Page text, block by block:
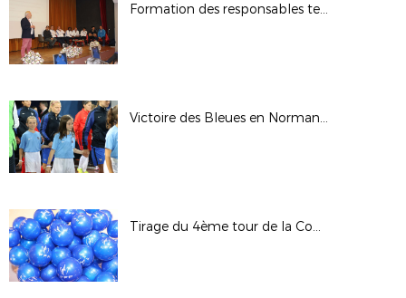
Formation des responsables techniques et pédagogiques des Sections Sportives
Victoire des Bleues en Normandie
Tirage du 4ème tour de la Coupe de France - Saison 2017/2018